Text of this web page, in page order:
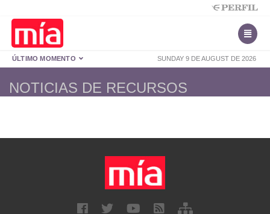
SUNDAY 9 DE AUGUST DE 2026
ÚLTIMO MOMENTO
NOTICIAS DE RECURSOS